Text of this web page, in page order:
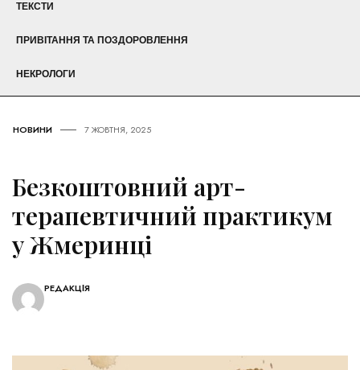
ТЕКСТИ
ПРИВІТАННЯ ТА ПОЗДОРОВЛЕННЯ
НЕКРОЛОГИ
НОВИНИ 7 ЖОВТНЯ, 2025
Безкоштовний арт-
терапевтичний практикум
у Жмеринці
РЕДАКЦІЯ